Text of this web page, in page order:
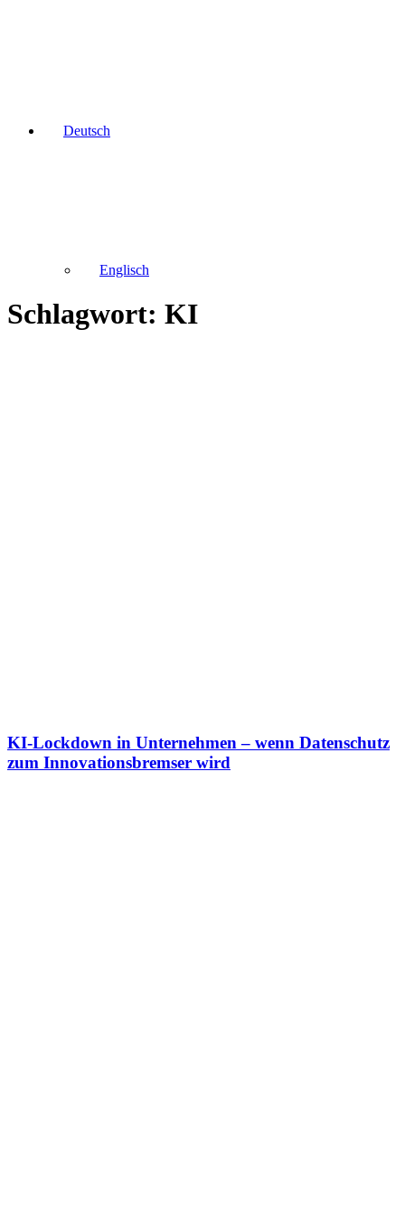
Deutsch
Englisch
Schlagwort: KI
KI-Lockdown in Unternehmen – wenn Datenschutz
zum Innovationsbremser wird